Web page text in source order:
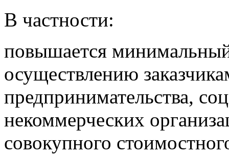
В частности:
повышается
осуществлению
предпринимательства,
некоммерческих
совокупного